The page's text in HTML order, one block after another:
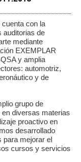
con la
auditorias de
mediante
EXEMPLAR
y amplia
automotriz,
y de
grupo de
diversas materias
proactivo en
desarrollado
para mejorar el
cursos y servicios